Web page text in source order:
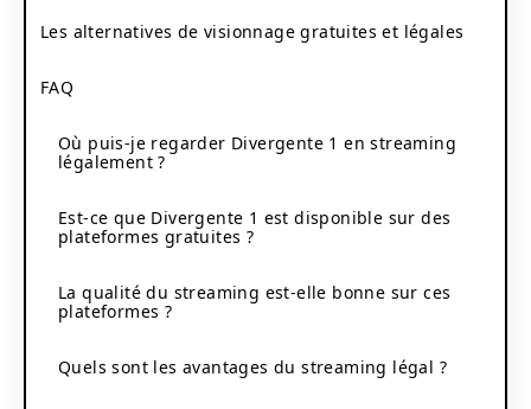
Les alternatives de visionnage gratuites et légales
FAQ
Où puis-je regarder Divergente 1 en streaming
légalement ?
Est-ce que Divergente 1 est disponible sur des
plateformes gratuites ?
La qualité du streaming est-elle bonne sur ces
plateformes ?
Quels sont les avantages du streaming légal ?